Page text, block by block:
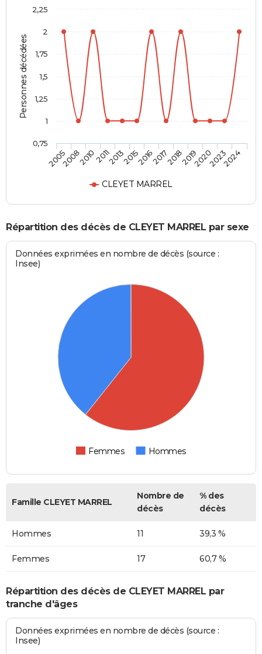
Personnes décédées
CLEYET MARREL
2005200820102011201320152016201720182019202020232024
0,75
1
1,25
1,5
1,75
2
2,25
Répartition des décès de CLEYET MARREL par sexe
Données exprimées en nombre de décès (source :
Insee)
Femmes Hommes
Famille CLEYET MARREL
Nombre de
décès
% des
décès
Hommes 11 39,3 %
Femmes 17 60,7 %
Répartition des décès de CLEYET MARREL par
tranche d'âges
Données exprimées en nombre de décès (source :
Insee)